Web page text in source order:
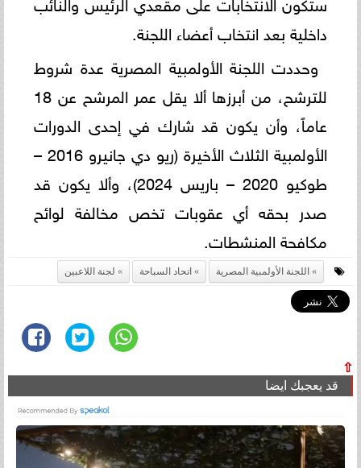
داخلية بعد انتخاب أعضاء اللجنة.
وحددت اللجنة الأولمبية المصرية عدة شروط
للترشح، من أبرزها ألا يقل عمر المرشح عن 18
عاماً، وأن يكون قد شارك في إحدى الدورات
الأولمبية الثلاث الأخيرة (ريو دي جانيرو 2016 –
طوكيو 2020 – باريس 2024)، وألا يكون قد
صدر بحقه أي عقوبات تخص مخالفة لوائح
مكافحة المنشطات.
اللجنة الأولمبية المصرية اتحاد السباحة لجنة اللاعبين
⇧
قد يعجبك ايضا